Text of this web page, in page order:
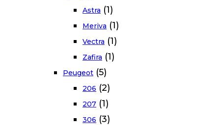
Astra (1)
Meriva (1)
Vectra (1)
Zafira (1)
Peugeot (5)
206 (2)
207 (1)
306 (3)